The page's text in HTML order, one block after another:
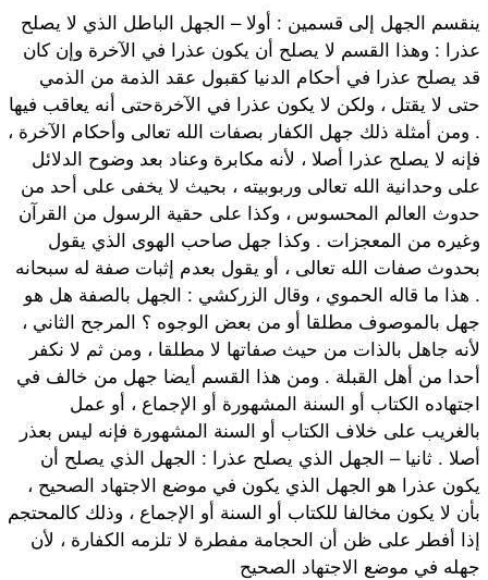
ينقسم الجهل إلى قسمين : أولا – الجهل الباطل الذي لا يصلح
عذرا : وهذا القسم لا يصلح أن يكون عذرا في الآخرة وإن كان
قد يصلح عذرا في أحكام الدنيا كقبول عقد الذمة من الذمي
حتى لا يقتل ، ولكن لا يكون عذرا في الآخرةحتى أنه يعاقب فيها
. ومن أمثلة ذلك جهل الكفار بصفات الله تعالى وأحكام الآخرة ،
فإنه لا يصلح عذرا أصلا ، لأنه مكابرة وعناد بعد وضوح الدلائل
على وحدانية الله تعالى وربوبيته ، بحيث لا يخفى على أحد من
حدوث العالم المحسوس ، وكذا على حقية الرسول من القرآن
وغيره من المعجزات . وكذا جهل صاحب الهوى الذي يقول
بحدوث صفات الله تعالى ، أو يقول بعدم إثبات صفة له سبحانه
. هذا ما قاله الحموي ، وقال الزركشي : الجهل بالصفة هل هو
جهل بالموصوف مطلقا أو من بعض الوجوه ؟ المرجح الثاني ،
لأنه جاهل بالذات من حيث صفاتها لا مطلقا ، ومن ثم لا نكفر
أحدا من أهل القبلة . ومن هذا القسم أيضا جهل من خالف في
اجتهاده الكتاب أو السنة المشهورة أو الإجماع ، أو عمل
بالغريب على خلاف الكتاب أو السنة المشهورة فإنه ليس بعذر
أصلا . ثانيا – الجهل الذي يصلح عذرا : الجهل الذي يصلح أن
يكون عذرا هو الجهل الذي يكون في موضع الاجتهاد الصحيح ،
بأن لا يكون مخالفا للكتاب أو السنة أو الإجماع ، وذلك كالمحتجم
إذا أفطر على ظن أن الحجامة مفطرة لا تلزمه الكفارة ، لأن
جهله في موضع الاجتهاد الصحيح